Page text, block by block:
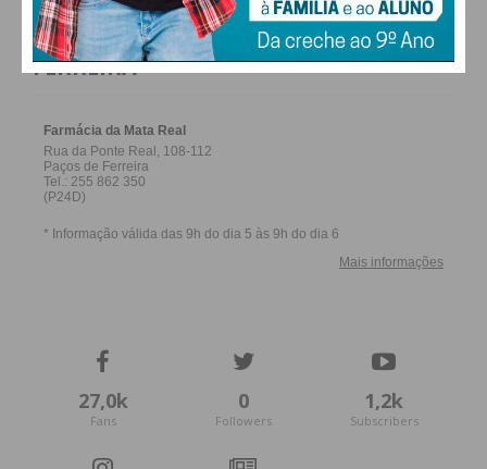
FARMACIAS DE SERVIÇO EM PAÇOS DE
FERREIRA
27,0k
Fans
0
Followers
1,2k
Subscribers